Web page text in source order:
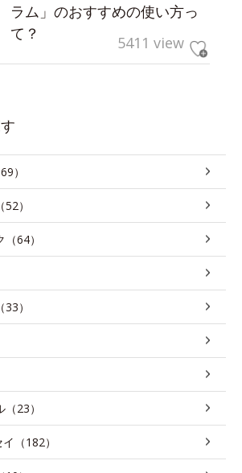
ラム」のおすすめの使い方っ
て？
5411 view
）
）
64）
）
23）
（182）